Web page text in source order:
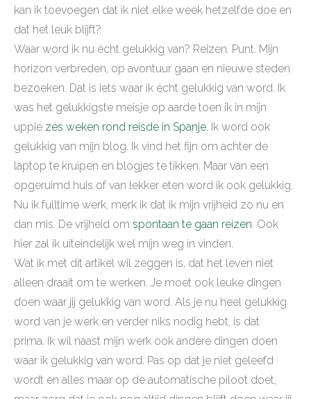
kan ik toevoegen dat ik niet elke week hetzelfde doe en
dat het leuk blijft?
Waar word ik nu écht gelukkig van? Reizen. Punt. Mijn
horizon verbreden, op avontuur gaan en nieuwe steden
bezoeken. Dat is iets waar ik écht gelukkig van word. Ik
was het gelukkigste meisje op aarde toen ik in mijn
uppie zes weken rond reisde in Spanje. Ik word ook
gelukkig van mijn blog. Ik vind het fijn om achter de
laptop te kruipen en blogjes te tikken. Maar van een
opgeruimd huis of van lekker eten word ik ook gelukkig.
Nu ik fulltime werk, merk ik dat ik mijn vrijheid zo nu en
dan mis. De vrijheid om spontaan te gaan reizen. Ook
hier zal ik uiteindelijk wel mijn weg in vinden.
Wat ik met dit artikel wil zeggen is, dat het leven niet
alleen draait om te werken. Je moet ook leuke dingen
doen waar jij gelukkig van word. Als je nu heel gelukkig
word van je werk en verder niks nodig hebt, is dat
prima. Ik wil naast mijn werk ook andere dingen doen
waar ik gelukkig van word. Pas op dat je niet geleefd
wordt en alles maar op de automatische piloot doet,